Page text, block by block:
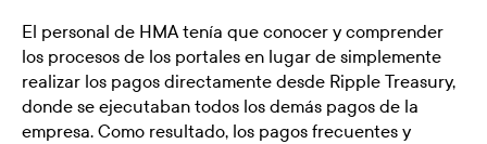
El personal de HMA tenía que conocer y comprender
los procesos de los portales en lugar de simplemente
realizar los pagos directamente desde Ripple Treasury,
donde se ejecutaban todos los demás pagos de la
empresa. Como resultado, los pagos frecuentes y